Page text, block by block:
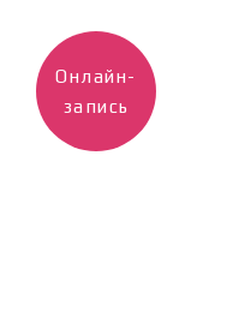
Онлайн-
запись